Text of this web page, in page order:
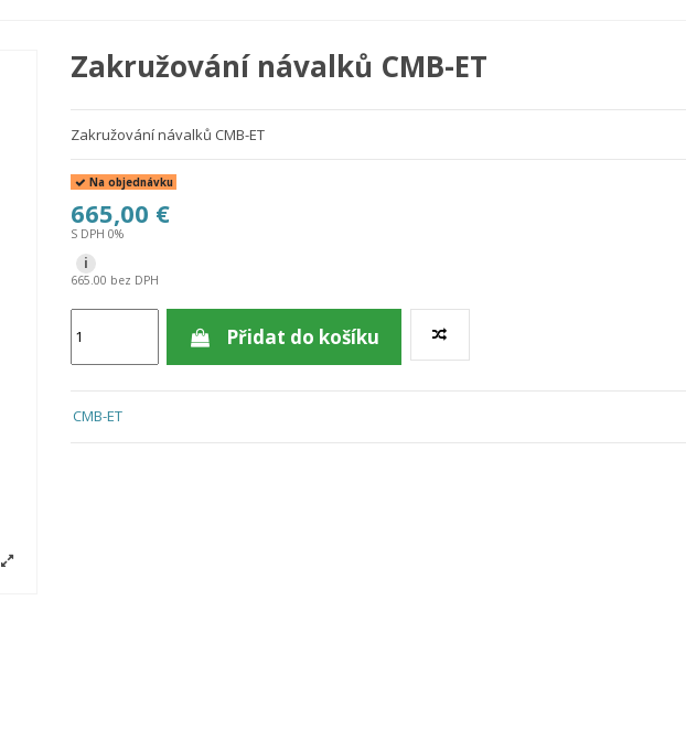
Zakružování návalků CMB-ET
Zakružování návalků CMB-ET
Na objednávku
665,00 €
S DPH 0%
i
665.00 bez DPH
Přidat do košíku
CMB-ET